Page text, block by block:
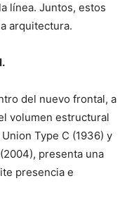
línea. Juntos, estos
arquitectura.
del nuevo frontal, a
volumen estructural
Type C (1936) y
presenta una
presencia e